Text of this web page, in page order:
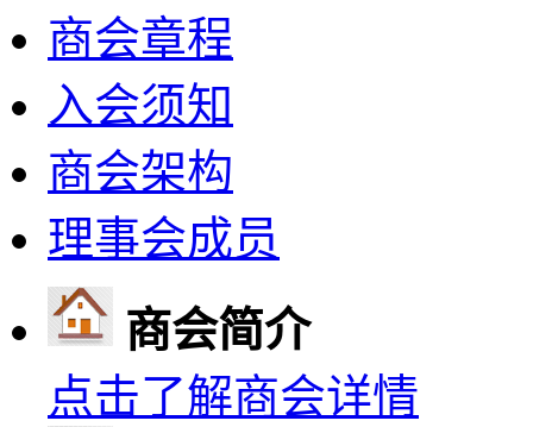
商会章程
入会须知
商会架构
理事会成员
商会简介
点击了解商会详情